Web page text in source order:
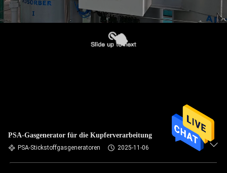
PSA-Gasgenerator für die Kupferverarbeitung
PSA-Stickstoffgasgeneratoren 2025-11-06